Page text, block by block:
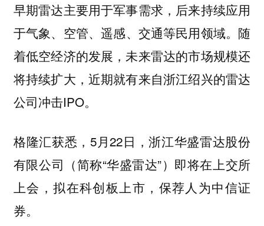
早期雷达主要用于军事需求，后来持续应用
于气象、空管、遥感、交通等民用领域。随
着低空经济的发展，未来雷达的市场规模还
将持续扩大，近期就有来自浙江绍兴的雷达
公司冲击IPO。
格隆汇获悉，5月22日，浙江华盛雷达股份
有限公司（简称“华盛雷达”）即将在上交所
上会，拟在科创板上市，保荐人为中信证
券。